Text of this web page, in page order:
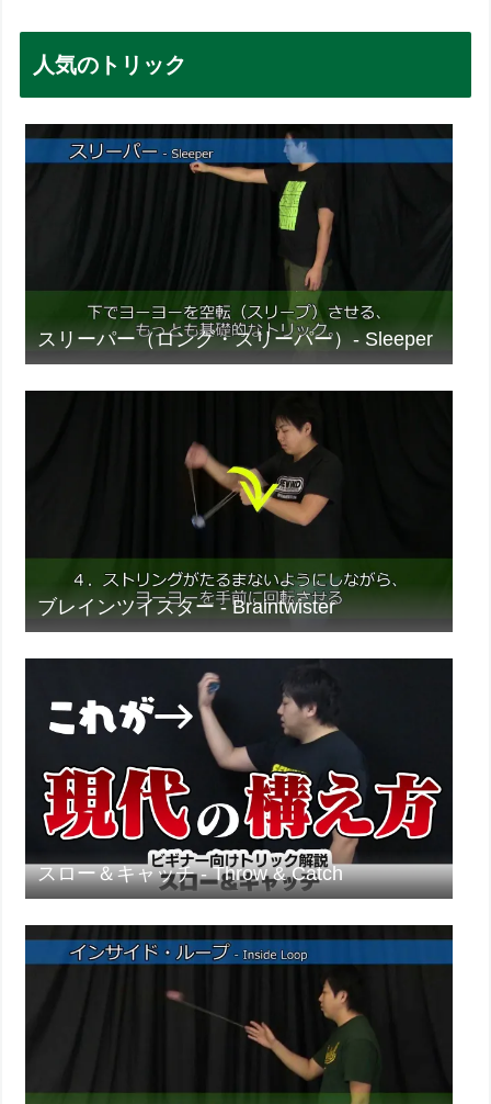
人気のトリック
スリーパー（ロング・スリーパー）- Sleeper
ブレインツイスター - Braintwister
スロー＆キャッチ - Throw & Catch